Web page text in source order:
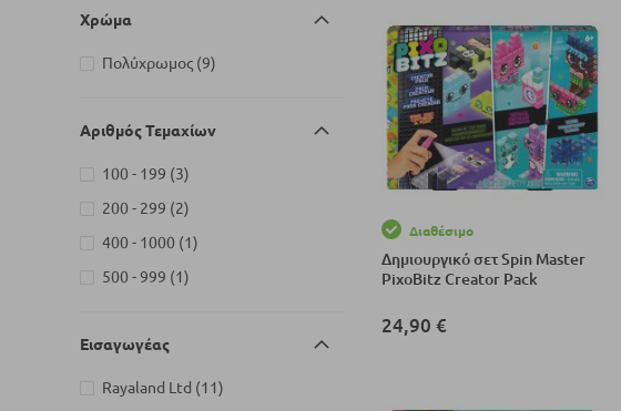
Διαθέσιμο
Δημιουργικό σετ Spin Master
PixoBitz Creator Pack
24,90 €
Χρώμα
Πολύχρωμος 9
στοιχεία
Αριθμός Τεμαχίων
100 - 199 3
στοιχεία
200 - 299
2
στοιχεία
400 - 1000
1
στοιχείο
500 - 999
1
στοιχείο
Εισαγωγέας
Rayaland Ltd 11
στοιχεία